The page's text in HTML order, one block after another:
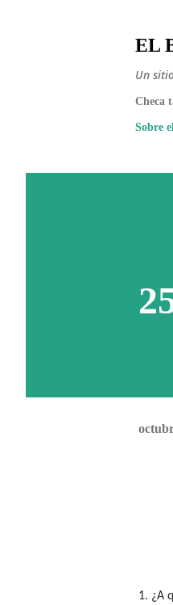
EL
Un
Checa
Sobre
1. ¿A